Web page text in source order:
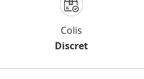
Colis
Discret